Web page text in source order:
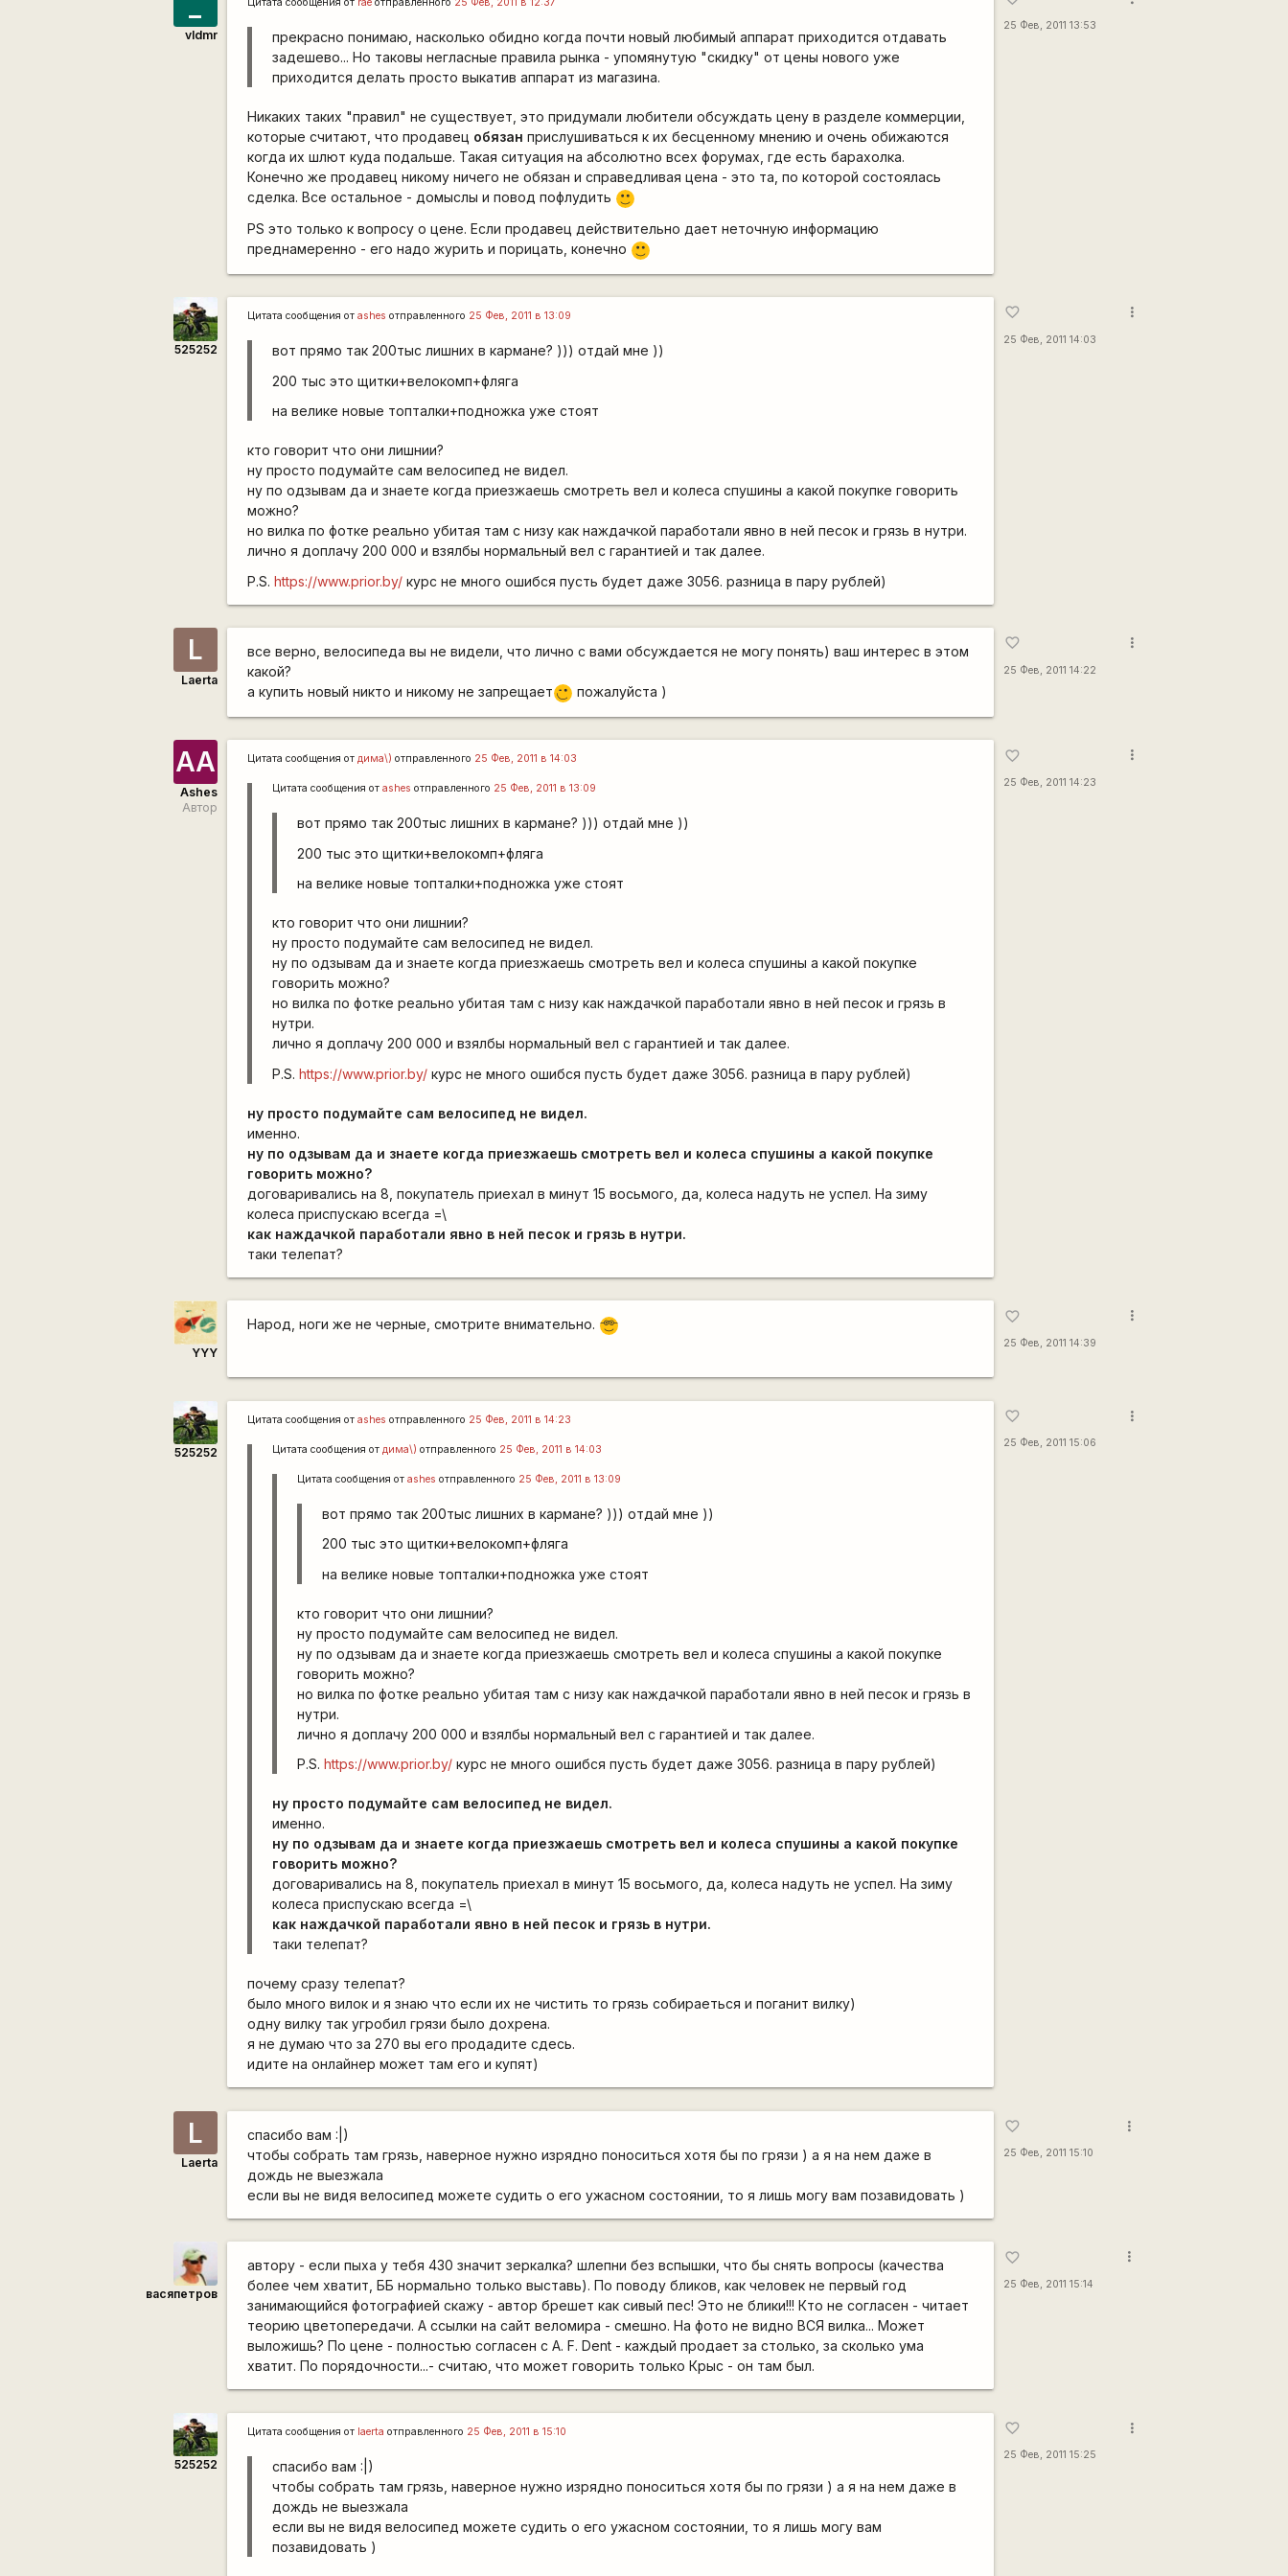
vldmr
прекрасно понимаю, насколько обидно когда почти новый любимый аппарат приходится отдавать
задешево... Но таковы негласные правила рынка - упомянутую "скидку" от цены нового уже
приходится делать просто выкатив аппарат из магазина.
Никаких таких "правил" не существует, это придумали любители обсуждать цену в разделе коммерции,
которые считают, что продавец обязан прислушиваться к их бесценному мнению и очень обижаются
когда их шлют куда подальше. Такая ситуация на абсолютно всех форумах, где есть барахолка.
Конечно же продавец никому ничего не обязан и справедливая цена - это та, по которой состоялась
сделка. Все остальное - домыслы и повод пофлудить
:)
PS это только к вопросу о цене. Если продавец действительно дает неточную информацию
преднамеренно - его надо журить и порицать, конечно
:)
25 Фев, 2011 13:53
525252
Цитата сообщения отashes отправленного 25 Фев, 2011 в 13:09
вот прямо так 200тыс лишних в кармане? ))) отдай мне ))
200 тыс это щитки+велокомп+фляга
на велике новые топталки+подножка уже стоят
кто говорит что они лишнии?
ну просто подумайте сам велосипед не видел.
ну по одзывам да и знаете когда приезжаешь смотреть вел и колеса спушины а какой покупке говорить
можно?
но вилка по фотке реально убитая там с низу как наждачкой паработали явно в ней песок и грязь в нутри.
лично я доплачу 200 000 и взялбы нормальный вел с гарантией и так далее.
P.S.https://www.prior.by/ курс не много ошибся пусть будет даже 3056. разница в пару рублей)
favorite_border
25 Фев, 2011 14:03
more_vert
L
Laerta
все верно, велосипеда вы не видели, что лично с вами обсуждается не могу понять) ваш интерес в этом
какой?
а купить новый никто и никому не запрещает ;) пожалуйста )
favorite_border
25 Фев, 2011 14:22
more_vert
AА
Ashes
Автор
Цитата сообщения отдима\) отправленного 25 Фев, 2011 в 14:03
Цитата сообщения отashes отправленного 25 Фев, 2011 в 13:09
вот прямо так 200тыс лишних в кармане? ))) отдай мне ))
200 тыс это щитки+велокомп+фляга
на велике новые топталки+подножка уже стоят
кто говорит что они лишнии?
ну просто подумайте сам велосипед не видел.
ну по одзывам да и знаете когда приезжаешь смотреть вел и колеса спушины а какой покупке
говорить можно?
но вилка по фотке реально убитая там с низу как наждачкой паработали явно в ней песок и грязь в
нутри.
лично я доплачу 200 000 и взялбы нормальный вел с гарантией и так далее.
P.S.https://www.prior.by/ курс не много ошибся пусть будет даже 3056. разница в пару рублей)
ну просто подумайте сам велосипед не видел.
именно.
ну по одзывам да и знаете когда приезжаешь смотреть вел и колеса спушины а какой покупке
говорить можно?
договаривались на 8, покупатель приехал в минут 15 восьмого, да, колеса надуть не успел. На зиму
колеса приспускаю всегда =\
как наждачкой паработали явно в ней песок и грязь в нутри.
таки телепат?
favorite_border
25 Фев, 2011 14:23
more_vert
YYY
Народ, ноги же не черные, смотрите внимательно. 8\
favorite_border
25 Фев, 2011 14:39
more_vert
525252
Цитата сообщения отashes отправленного 25 Фев, 2011 в 14:23
Цитата сообщения отдима\) отправленного 25 Фев, 2011 в 14:03
Цитата сообщения отashes отправленного 25 Фев, 2011 в 13:09
вот прямо так 200тыс лишних в кармане? ))) отдай мне ))
200 тыс это щитки+велокомп+фляга
на велике новые топталки+подножка уже стоят
кто говорит что они лишнии?
ну просто подумайте сам велосипед не видел.
ну по одзывам да и знаете когда приезжаешь смотреть вел и колеса спушины а какой покупке
говорить можно?
но вилка по фотке реально убитая там с низу как наждачкой паработали явно в ней песок и грязь в
нутри.
лично я доплачу 200 000 и взялбы нормальный вел с гарантией и так далее.
P.S.https://www.prior.by/ курс не много ошибся пусть будет даже 3056. разница в пару рублей)
ну просто подумайте сам велосипед не видел.
именно.
ну по одзывам да и знаете когда приезжаешь смотреть вел и колеса спушины а какой покупке
говорить можно?
договаривались на 8, покупатель приехал в минут 15 восьмого, да, колеса надуть не успел. На зиму
колеса приспускаю всегда =\
как наждачкой паработали явно в ней песок и грязь в нутри.
таки телепат?
почему сразу телепат?
было много вилок и я знаю что если их не чистить то грязь собираеться и поганит вилку)
одну вилку так угробил грязи было дохрена.
я не думаю что за 270 вы его продадите сдесь.
идите на онлайнер может там его и купят)
favorite_border
25 Фев, 2011 15:06
more_vert
L
Laerta
спасибо вам :|)
чтобы собрать там грязь, наверное нужно изрядно поноситься хотя бы по грязи ) а я на нем даже в
дождь не выезжала
если вы не видя велосипед можете судить о его ужасном состоянии, то я лишь могу вам позавидовать )
favorite_border
25 Фев, 2011 15:10
more_vert
васяпетров
автору - если пыха у тебя 430 значит зеркалка? шлепни без вспышки, что бы снять вопросы (качества
более чем хватит, ББ нормально только выставь). По поводу бликов, как человек не первый год
занимающийся фотографией скажу - автор брешет как сивый пес! Это не блики!!! Кто не согласен - читает
теорию цветопередачи. А ссылки на сайт веломира - смешно. На фото не видно ВСЯ вилка... Может
выложишь? По цене - полностью согласен с A. F. Dent - каждый продает за столько, за сколько ума
хватит. По порядочности...- считаю, что может говорить только Крыс - он там был.
favorite_border
25 Фев, 2011 15:14
more_vert
525252
Цитата сообщения от laerta отправленного 25 Фев, 2011 в 15:10
спасибо вам :|)
чтобы собрать там грязь, наверное нужно изрядно поноситься хотя бы по грязи ) а я на нем даже в
дождь не выезжала
если вы не видя велосипед можете судить о его ужасном состоянии, то я лишь могу вам
позавидовать )
favorite_border
25 Фев, 2011 15:25
more_vert